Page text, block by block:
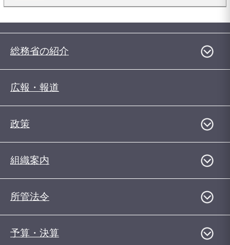
総務省の紹介
広報・報道
政策
組織案内
所管法令
予算・決算